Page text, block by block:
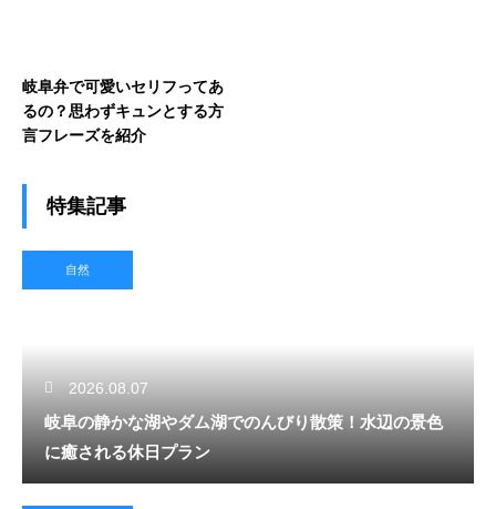
岐阜弁で可愛いセリフってあ
るの？思わずキュンとする方
言フレーズを紹介
特集記事
自然
2026.08.07
岐阜の静かな湖やダム湖でのんびり散策！水辺の景色
に癒される休日プラン